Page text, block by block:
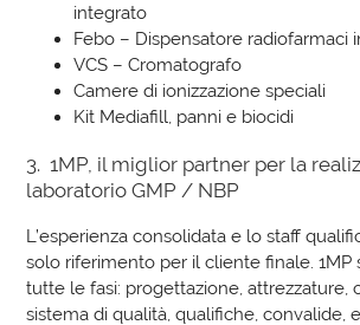
integrato
Febo – Dispensatore radiofarmaci
VCS – Cromatografo
Camere di ionizzazione speciali
Kit Mediafill, panni e biocidi
3. 1MP, il miglior partner per la
laboratorio GMP / NBP
L’esperienza consolidata e lo staff
solo riferimento per il cliente finale. 1MP
tutte le fasi: progettazione, attrezzature,
sistema di qualità, qualifiche, convalide,